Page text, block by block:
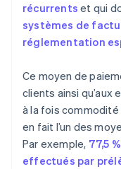
récurrents et qui
systèmes de
réglementation
Ce moyen de
clients ainsi qu’aux
à la fois
en fait l’un des
Par exemple, 77,5
effectués par